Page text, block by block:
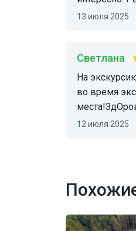
13 июля 2025
Светлана
На экскурсию ездили с Таисьей, всë очень понравилось. Интересная беседа по пути к месту,
во время
12 июля 2025